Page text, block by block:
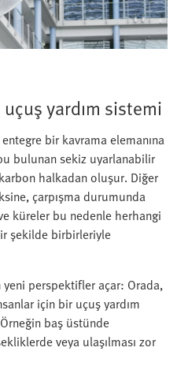
yardım sistemi
bir kavrama elemanına
bulunan sekiz uyarlanabilir
halkadan oluşur. Diğer
çarpışma durumunda
küreler bu nedenle herhangi
şekilde birbirleriyle
yeni perspektifler açar: Orada,
için bir uçuş yardım
baş üstünde
veya ulaşılması zor